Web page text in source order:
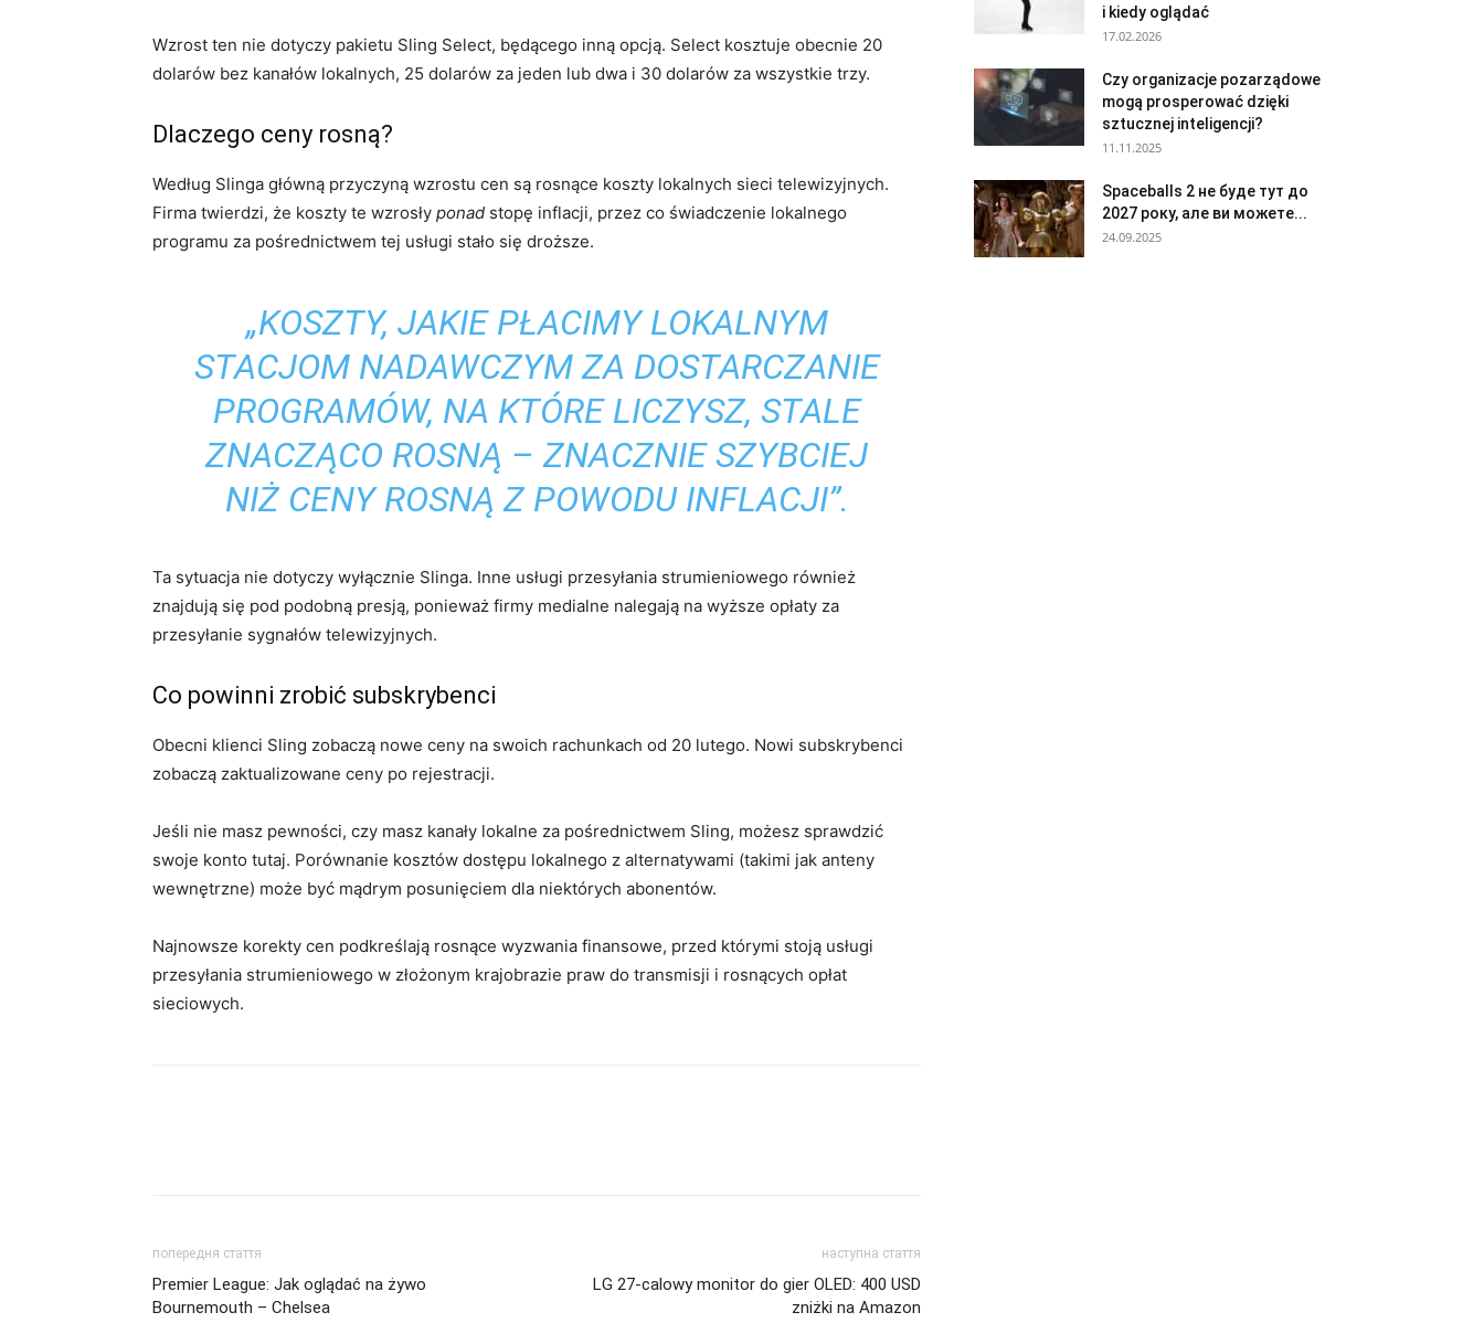
Wzrost ten nie dotyczy pakietu Sling Select, będącego inną opcją. Select kosztuje obecnie 20
dolarów bez kanałów lokalnych, 25 dolarów za jeden lub dwa i 30 dolarów za wszystkie trzy.
Dlaczego ceny rosną?
Według Slinga główną przyczyną wzrostu cen są rosnące koszty lokalnych sieci telewizyjnych.
Firma twierdzi, że koszty te wzrosły ponad stopę inflacji, przez co świadczenie lokalnego
programu za pośrednictwem tej usługi stało się droższe.
„KOSZTY, JAKIE PŁACIMY LOKALNYM
STACJOM NADAWCZYM ZA DOSTARCZANIE
PROGRAMÓW, NA KTÓRE LICZYSZ, STALE
ZNACZĄCO ROSNĄ – ZNACZNIE SZYBCIEJ
NIŻ CENY ROSNĄ Z POWODU INFLACJI”.
Ta sytuacja nie dotyczy wyłącznie Slinga. Inne usługi przesyłania strumieniowego również
znajdują się pod podobną presją, ponieważ firmy medialne nalegają na wyższe opłaty za
przesyłanie sygnałów telewizyjnych.
Co powinni zrobić subskrybenci
Obecni klienci Sling zobaczą nowe ceny na swoich rachunkach od 20 lutego. Nowi subskrybenci
zobaczą zaktualizowane ceny po rejestracji.
Jeśli nie masz pewności, czy masz kanały lokalne za pośrednictwem Sling, możesz sprawdzić
swoje konto tutaj. Porównanie kosztów dostępu lokalnego z alternatywami (takimi jak anteny
wewnętrzne) może być mądrym posunięciem dla niektórych abonentów.
Najnowsze korekty cen podkreślają rosnące wyzwania finansowe, przed którymi stoją usługi
przesyłania strumieniowego w złożonym krajobrazie praw do transmisji i rosnących opłat
sieciowych.
попередня стаття
Premier League: Jak oglądać na żywo
Bournemouth – Chelsea
наступна стаття
LG 27-calowy monitor do gier OLED: 400 USD
zniżki na Amazon
i kiedy oglądać
17.02.2026
Czy organizacje pozarządowe
mogą prosperować dzięki
sztucznej inteligencji?
11.11.2025
Spaceballs 2 не буде тут до
2027 року, але ви можете...
24.09.2025